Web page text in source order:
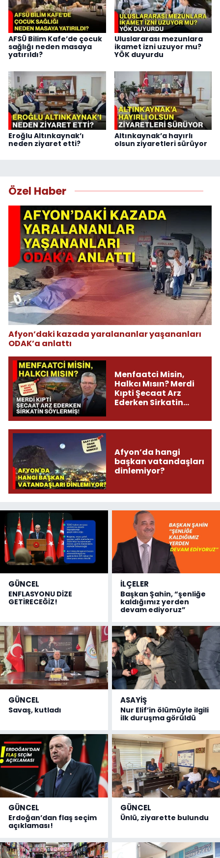
AFSÜ Bilim Kafe’de çocuk
sağlığı neden masaya
yatırıldı?
Uluslararası mezunlara
ikamet izni uzuyor mu?
YÖK duyurdu
Eroğlu Altınkaynak’ı
neden ziyaret etti?
Altınkaynak’a hayırlı
olsun ziyaretleri sürüyor
Özel Haber
Afyon’daki kazada yaralananlar yaşananları
ODAK’a anlattı
Menfaatci Misin,
Halkcı Mısın? Merdi
Kıpti Şecaat Arz
Ederken Sirkatin
Afyon’da hangi
başkan vatandaşları
dinlemiyor?
GÜNCEL
ENFLASYONU DİZE
GETİRECEĞİZ!
İLÇELER
Başkan Şahin, “şenliğe
kaldığımız yerden
devam ediyoruz”
GÜNCEL
Savaş, kutladı
ASAYİŞ
Nur Elif’in ölümüyle ilgili
ilk duruşma görüldü
GÜNCEL
Erdoğan’dan flaş seçim
açıklaması!
GÜNCEL
Ünlü, ziyarette bulundu